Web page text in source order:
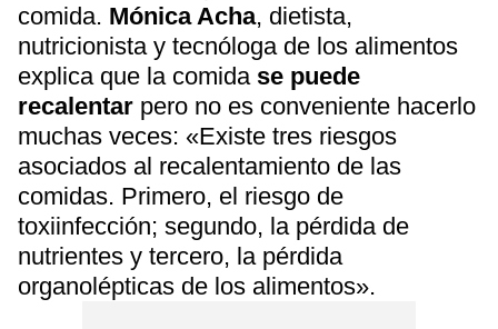
comida. Mónica Acha, dietista,
nutricionista y tecnóloga de los alimentos
explica que la comida se puede
recalentar pero no es conveniente hacerlo
muchas veces: «Existe tres riesgos
asociados al recalentamiento de las
comidas. Primero, el riesgo de
toxiinfección; segundo, la pérdida de
nutrientes y tercero, la pérdida
organolépticas de los alimentos».